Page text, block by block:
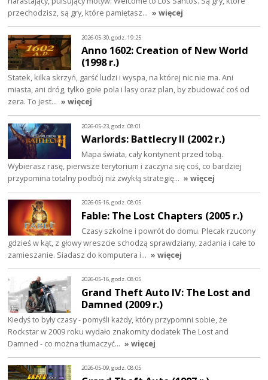
przechodzisz, są gry, które pamiętasz… » więcej
2026-05-30, godz. 19:25
Anno 1602: Creation of New World
(1998 r.)
Statek, kilka skrzyń, garść ludzi i wyspa, na której nic nie ma. Ani
miasta, ani dróg, tylko gołe pola i lasy oraz plan, by zbudować coś od
zera. To jest… » więcej
2026-05-23, godz. 08:01
Warlords: Battlecry II (2002 r.)
Mapa świata, cały kontynent przed tobą.
Wybierasz rasę, pierwsze terytorium i zaczyna się coś, co bardziej
przypomina totalny podbój niż zwykłą strategię… » więcej
2026-05-16, godz. 08:05
Fable: The Lost Chapters (2005 r.)
Czasy szkolne i powrót do domu. Plecak rzucony
gdzieś w kąt, z głowy wreszcie schodzą sprawdziany, zadania i całe to
zamieszanie. Siadasz do komputera i… » więcej
2026-05-16, godz. 08:05
Grand Theft Auto IV: The Lost and
Damned (2009 r.)
Kiedyś to były czasy - pomyśli każdy, który przypomni sobie, że
Rockstar w 2009 roku wydało znakomity dodatek The Lost and
Damned - co można tłumaczyć… » więcej
2026-05-09, godz. 08:05